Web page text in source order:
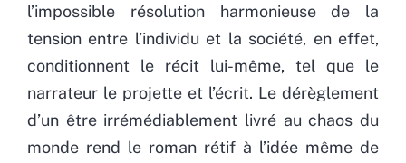
l’impossible résolution harmonieuse de la
tension entre l’individu et la société, en effet,
conditionnent le récit lui-même, tel que le
narrateur le projette et l’écrit. Le dérèglement
d’un être irrémédiablement livré au chaos du
monde rend le roman rétif à l’idée même de